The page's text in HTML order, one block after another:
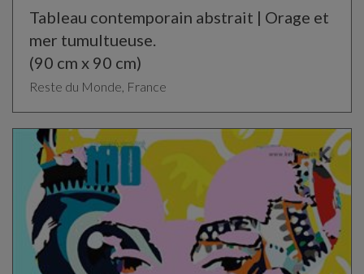
Tableau contemporain abstrait | Orage et
mer tumultueuse.
(90 cm x 90 cm)
Reste du Monde, France